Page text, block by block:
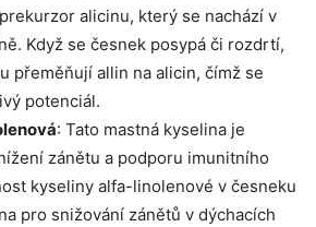
alicinu, ⁤který se⁤ nachází v
Když ⁣se česnek posypá či ⁤rozdrtí,
‌přeměňují allin​ na alicin,⁢ čímž se
potenciál.
:⁣ Tato mastná kyselina je⁤
zánětu a podporu imunitního⁢
kyseliny⁣ alfa-linolenové v česneku⁣
pro snižování zánětů‌ v dýchacích